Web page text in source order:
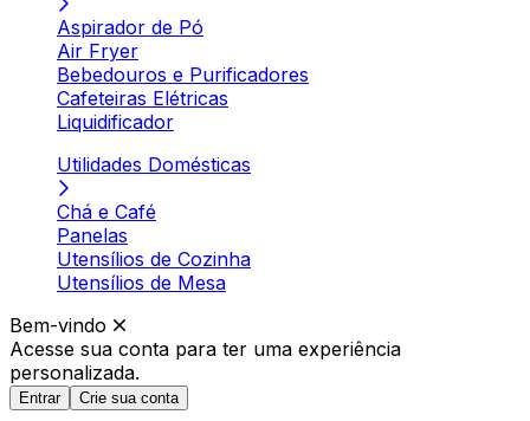
Aspirador de Pó
Air Fryer
Bebedouros e Purificadores
Cafeteiras Elétricas
Liquidificador
Utilidades Domésticas
Chá e Café
Panelas
Utensílios de Cozinha
Utensílios de Mesa
Bem-vindo
Acesse sua conta para ter uma experiência
personalizada.
Entrar Crie sua conta